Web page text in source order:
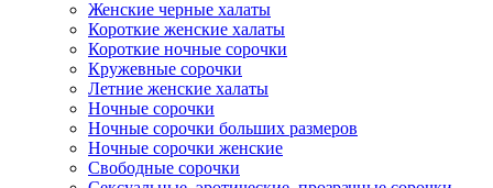
Женские черные халаты
Короткие женские халаты
Короткие ночные сорочки
Кружевные сорочки
Летние женские халаты
Ночные сорочки
Ночные сорочки больших размеров
Ночные сорочки женские
Свободные сорочки